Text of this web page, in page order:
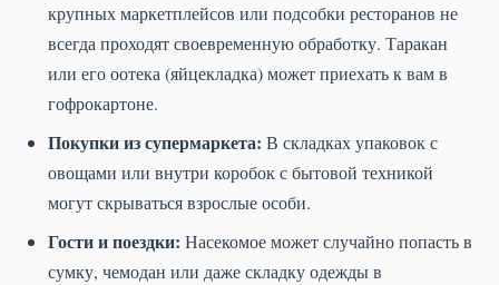
крупных маркетплейсов или подсобки ресторанов не
всегда проходят своевременную обработку. Таракан
или его оотека (яйцекладка) может приехать к вам в
гофрокартоне.
Покупки из супермаркета: В складках упаковок с
овощами или внутри коробок с бытовой техникой
могут скрываться взрослые особи.
Гости и поездки: Насекомое может случайно попасть в
сумку, чемодан или даже складку одежды в